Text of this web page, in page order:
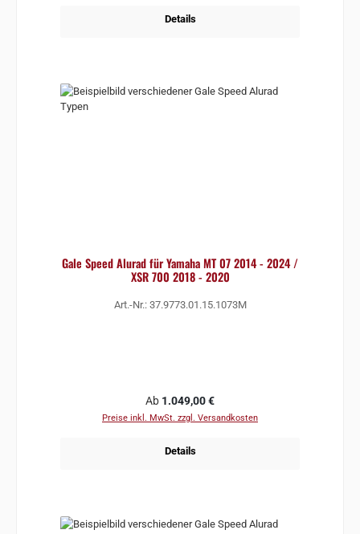
Details
Gale Speed Alurad für Yamaha MT 07 2014 - 2024 /
XSR 700 2018 - 2020
Art.-Nr.: 37.9773.01.15.1073M
Regulärer Preis:
Ab 1.049,00 €
Preise inkl. MwSt. zzgl. Versandkosten
Details